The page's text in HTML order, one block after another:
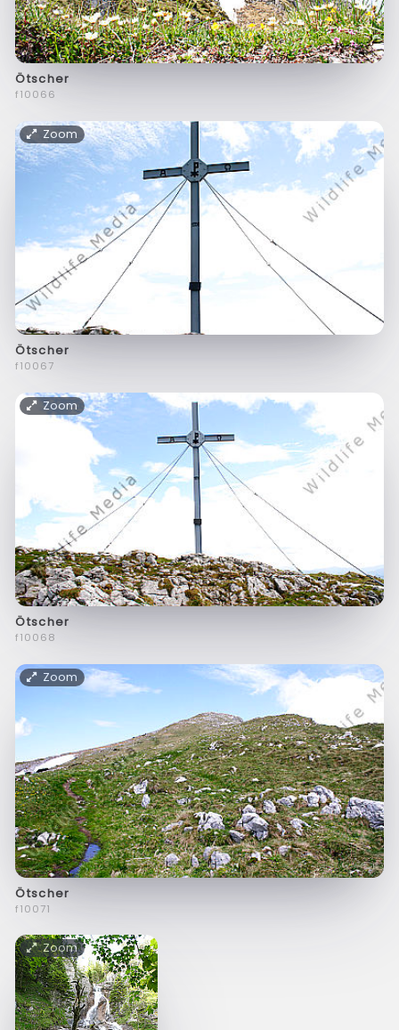
Ötscher
f10066
Zoom
Ötscher
f10067
Zoom
Ötscher
f10068
Zoom
Ötscher
f10071
Zoom